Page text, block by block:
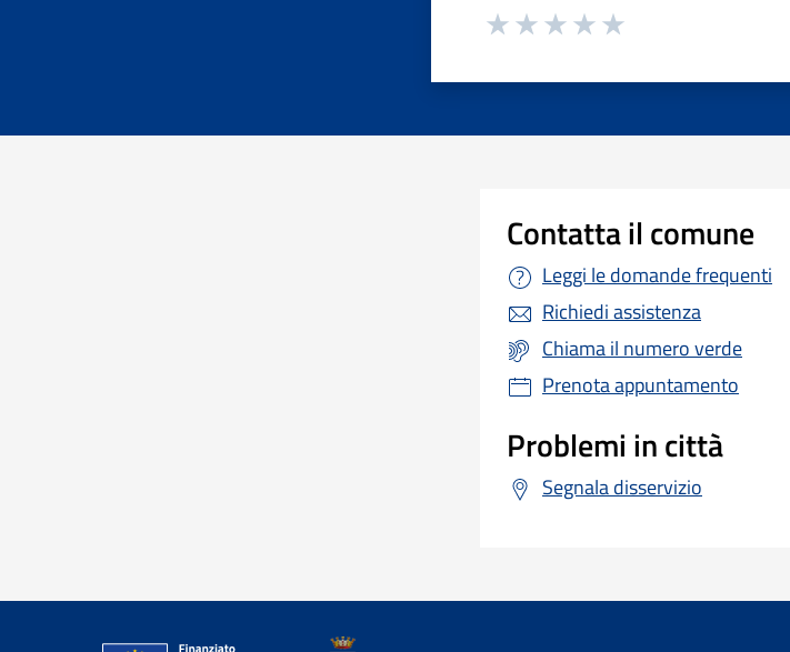
Contatta il comune
Leggi le domande frequenti
Richiedi assistenza
Chiama il numero verde
Prenota appuntamento
Problemi in città
Segnala disservizio